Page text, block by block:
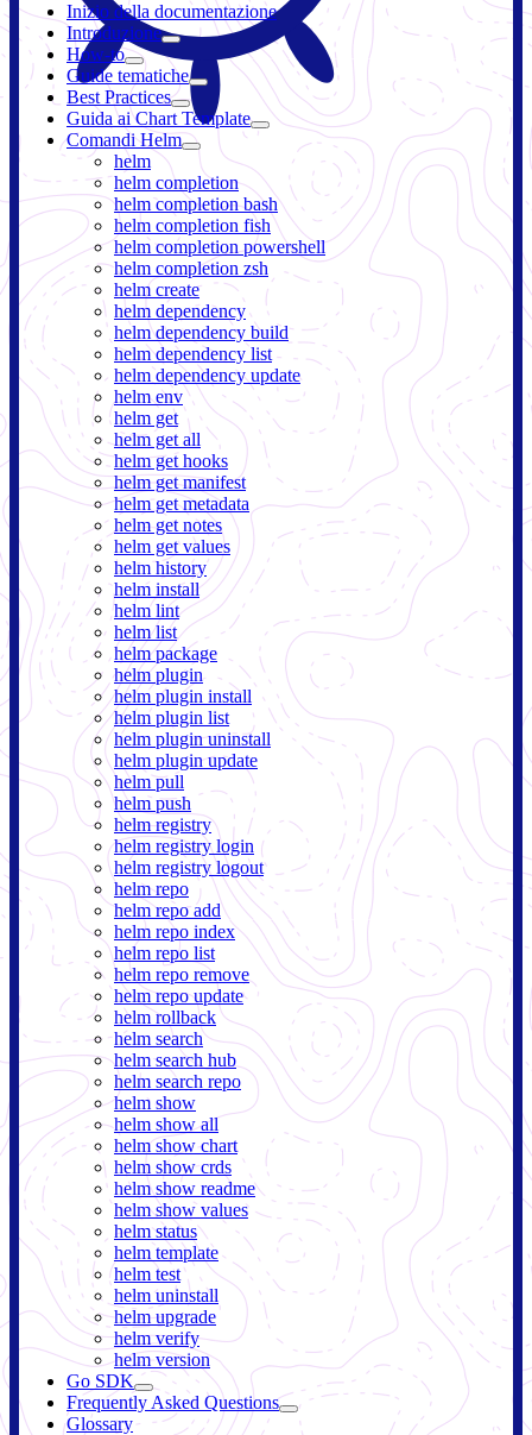
Inizio della documentazione
Introduzione
How-to
Guide tematiche
Best Practices
Guida ai Chart Template
Comandi Helm
helm
helm completion
helm completion bash
helm completion fish
helm completion powershell
helm completion zsh
helm create
helm dependency
helm dependency build
helm dependency list
helm dependency update
helm env
helm get
helm get all
helm get hooks
helm get manifest
helm get metadata
helm get notes
helm get values
helm history
helm install
helm lint
helm list
helm package
helm plugin
helm plugin install
helm plugin list
helm plugin uninstall
helm plugin update
helm pull
helm push
helm registry
helm registry login
helm registry logout
helm repo
helm repo add
helm repo index
helm repo list
helm repo remove
helm repo update
helm rollback
helm search
helm search hub
helm search repo
helm show
helm show all
helm show chart
helm show crds
helm show readme
helm show values
helm status
helm template
helm test
helm uninstall
helm upgrade
helm verify
helm version
Go SDK
Frequently Asked Questions
Glossary